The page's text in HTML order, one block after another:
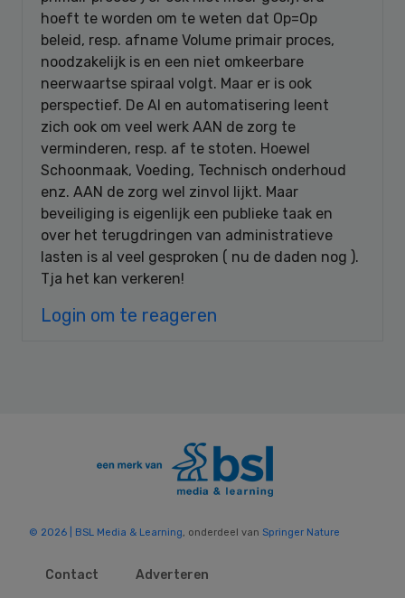
hoeft te worden om te weten dat Op=Op
beleid, resp. afname Volume primair proces,
noodzakelijk is en een niet omkeerbare
neerwaartse spiraal volgt. Maar er is ook
perspectief. De AI en automatisering leent
zich ook om veel werk AAN de zorg te
verminderen, resp. af te stoten. Hoewel
Schoonmaak, Voeding, Technisch onderhoud
enz. AAN de zorg wel zinvol lijkt. Maar
beveiliging is eigenlijk een publieke taak en
over het terugdringen van administratieve
lasten is al veel gesproken ( nu de daden nog ).
Tja het kan verkeren!
Login om te reageren
© 2026 | BSL Media & Learning, onderdeel van Springer Nature
Contact
Adverteren